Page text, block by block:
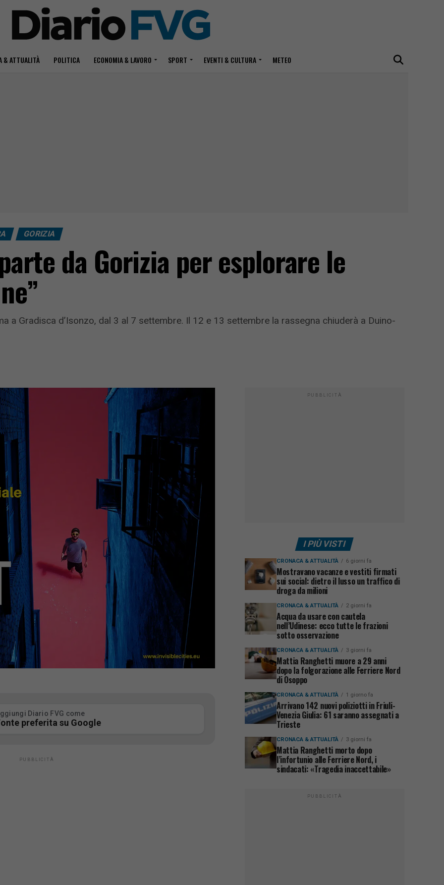
& ATTUALITÀ POLITICA ECONOMIA & LAVORO SPORT EVENTI & CULTURA METEO
GORIZIA
da Gorizia per esplorare le
a Gradisca d’Isonzo, dal 3 al 7 settembre. Il 12 e 13 settembre la rassegna chiuderà a Duino-
Diario FVG come
preferita su Google
PUBBLICITÀ
I PIÙ VISTI
CRONACA & ATTUALITÀ 6 giorni fa
Mostravano vacanze e vestiti firmati
sui social: dietro il lusso un traffico di
droga da milioni
CRONACA & ATTUALITÀ 2 giorni fa
Acqua da usare con cautela
nell’Udinese: ecco tutte le frazioni
sotto osservazione
CRONACA & ATTUALITÀ 3 giorni fa
Mattia Ranghetti muore a 29 anni
dopo la folgorazione alle Ferriere Nord
di Osoppo
CRONACA & ATTUALITÀ 1 giorno fa
Arrivano 142 nuovi poliziotti in Friuli-
Venezia Giulia: 61 saranno assegnati a
Trieste
CRONACA & ATTUALITÀ 3 giorni fa
Mattia Ranghetti morto dopo
l’infortunio alle Ferriere Nord, i
sindacati: «Tragedia inaccettabile»
PUBBLICITÀ